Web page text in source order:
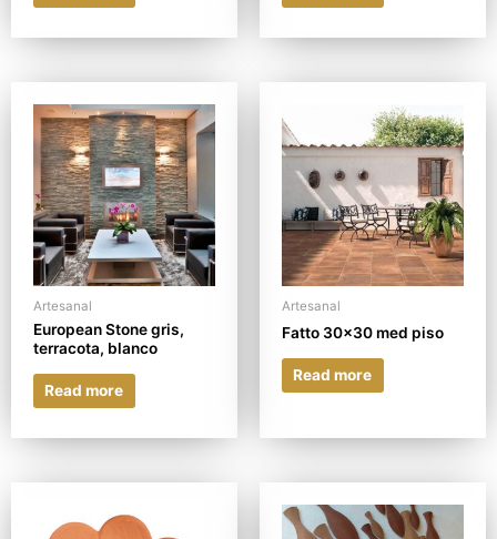
Artesanal
European Stone gris,
terracota, blanco
Read more
Artesanal
Fatto 30×30 med piso
Read more